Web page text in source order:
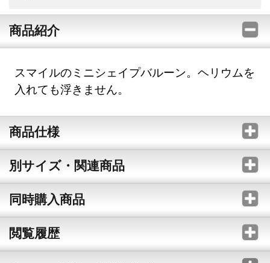
商品紹介
スマイルのミニシェイプバルーン。ヘリウムを
入れても浮きません。
商品仕様
別サイズ・関連商品
同時購入商品
閲覧履歴